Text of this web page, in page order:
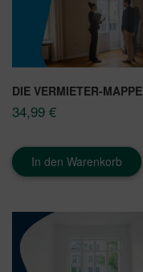
DIE VERMIETER-MAPPE
34,99 €
In den Warenkorb